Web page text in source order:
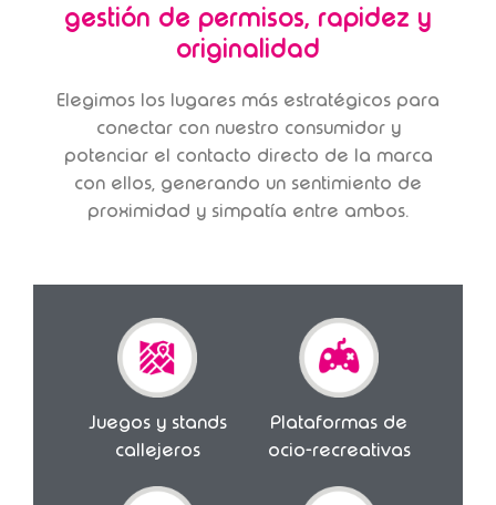
gestión de permisos, rapidez y
originalidad
Elegimos los lugares más estratégicos para
conectar con nuestro consumidor y
potenciar el contacto directo de la marca
con ellos, generando un sentimiento de
proximidad y simpatía entre ambos.
Juegos y stands
callejeros
Plataformas de
ocio-recreativas